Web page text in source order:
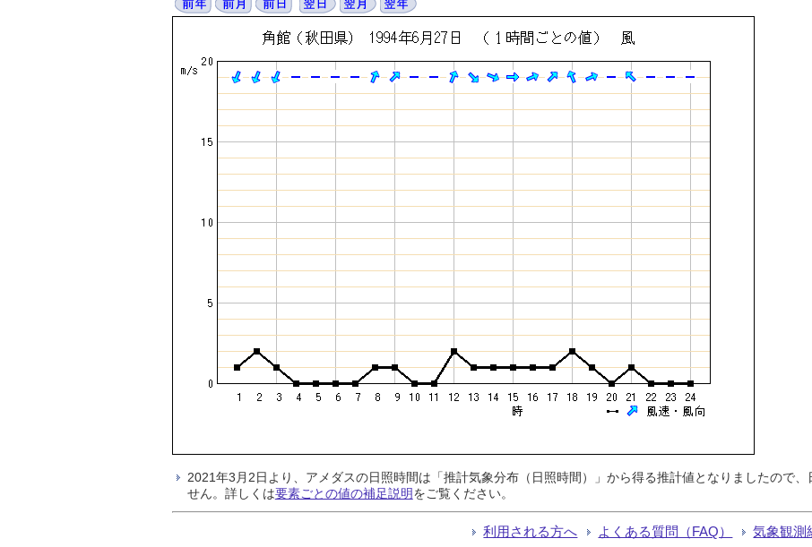
2021年3月2日より、アメダスの日照時間は「推計気象分布（日照時間）」から得る推計値となりましたので
せん。詳しくは要素ごとの値の補足説明をご覧ください。
利用される方へ よくある質問（FAQ） 気象観測